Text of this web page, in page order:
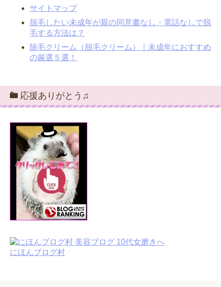
サイトマップ
脱毛したい未成年が親の同意書なし・電話なしで脱
毛する方法は？
除毛クリーム（脱毛クリーム）｜未成年におすすめ
の厳選５選！
応援ありがとう♫
にほんブログ村